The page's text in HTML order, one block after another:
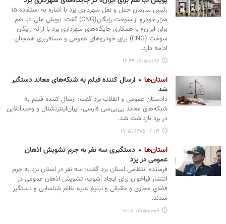
رئیس سازمان حمل و نقل شهرداری یزد با اشاره به استفاده ۱۵
هزار خودرو از سوخت رایگان(CNG) گفت: پویش ملی «با هم
برای ایران» با همکاری جایگاه‌های شهرداری یزد با ارائه رایگان
سوخت (CNG) برای خودروهای عمومی و مسافربری همچنان
ادامه دارد.
۱۴۰۵-۰۱-۱۶ ۱۶:۴۹
استان‌ها
ارسال کننده فیلم به شبکه‌های معاند دستگیر
شد
دادستان عمومی و انقلاب یزد گفت: ارسال کننده فیلم به
شبکه‌های معاند بی‌بی‌سی فارسی، ایران‌اینترنشنال و وحیدآنلاین
در یزد بازداشت شد.
۱۴۰۵-۰۱-۱۳ ۱۷:۵۱
استان‌ها
دستگیری سه نفر به جرم تشویش اذهان
عمومی در یزد
فرمانده انتظامی استان یزد گفت: سه نفر در استان یزد به جرم
انتشار فراخوان برای ایجاد آشوب، تشویش اذهان عمومی در
فضای مجازی و حقیقی و تبلیغ علیه نظام شناسایی و دستگیر
شدند.
۱۴۰۵-۰۱-۰۹ ۱۶:۱۸